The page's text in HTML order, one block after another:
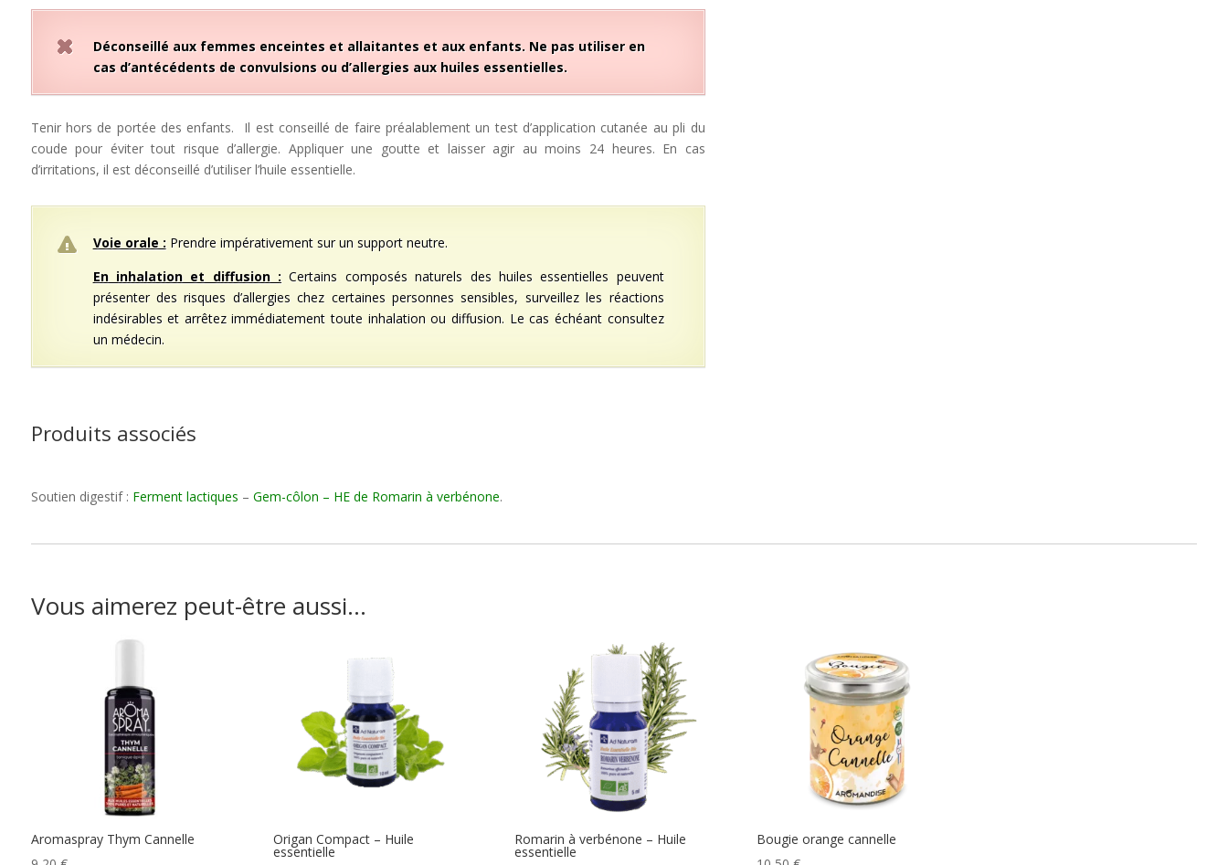
Déconseillé aux femmes enceintes et allaitantes et aux enfants. Ne pas utiliser en
cas d’antécédents de convulsions ou d’allergies aux huiles essentielles.
Tenir hors de portée des enfants. Il est conseillé de faire préalablement un test d’application cutanée au pli du
coude pour éviter tout risque d’allergie. Appliquer une goutte et laisser agir au moins 24 heures. En cas
d’irritations, il est déconseillé d’utiliser l’huile essentielle.
Voie orale : Prendre impérativement sur un support neutre.
En inhalation et diffusion : Certains composés naturels des huiles essentielles peuvent
présenter des risques d’allergies chez certaines personnes sensibles, surveillez les réactions
indésirables et arrêtez immédiatement toute inhalation ou diffusion. Le cas échéant consultez
un médecin.
Produits associés
Soutien digestif : Ferment lactiques – Gem-côlon – HE de Romarin à verbénone.
Vous aimerez peut-être aussi…
Aromaspray Thym Cannelle
Origan Compact – Huile
essentielle
Romarin à verbénone – Huile
essentielle
Bougie orange cannelle